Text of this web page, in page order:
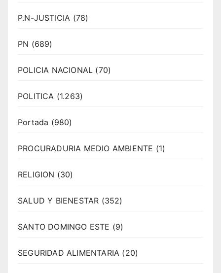
P.N-JUSTICIA (78)
PN (689)
POLICIA NACIONAL (70)
POLITICA (1.263)
Portada (980)
PROCURADURIA MEDIO AMBIENTE (1)
RELIGION (30)
SALUD Y BIENESTAR (352)
SANTO DOMINGO ESTE (9)
SEGURIDAD ALIMENTARIA (20)